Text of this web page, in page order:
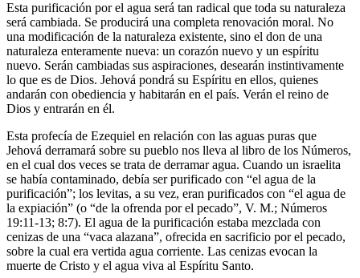
Esta purificación por el agua será tan radical que toda su naturaleza
será cambiada. Se producirá una completa renovación moral. No
una modificación de la naturaleza existente, sino el don de una
naturaleza enteramente nueva: un corazón nuevo y un espíritu
nuevo. Serán cambiadas sus aspiraciones, desearán instintivamente
lo que es de Dios. Jehová pondrá su Espíritu en ellos, quienes
andarán con obediencia y habitarán en el país. Verán el reino de
Dios y entrarán en él.
Esta profecía de Ezequiel en relación con las aguas puras que
Jehová derramará sobre su pueblo nos lleva al libro de los Números,
en el cual dos veces se trata de derramar agua. Cuando un israelita
se había contaminado, debía ser purificado con “el agua de la
purificación”; los levitas, a su vez, eran purificados con “el agua de
la expiación” (o “de la ofrenda por el pecado”, V. M.; Números
19:11-13; 8:7). El agua de la purificación estaba mezclada con
cenizas de una “vaca alazana”, ofrecida en sacrificio por el pecado,
sobre la cual era vertida agua corriente. Las cenizas evocan la
muerte de Cristo y el agua viva al Espíritu Santo.